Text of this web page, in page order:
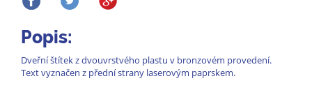
Popis:
Dveřní štítek z dvouvrstvého plastu v bronzovém provedení.
Text vyznačen z přední strany laserovým paprskem.